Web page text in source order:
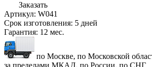
Заказать
Артикул: W041
Срок изготовления: 5 дней
Гарантия: 12 мес.
по Москве, по Московской
за пределами МКАД, по России, по СНГ